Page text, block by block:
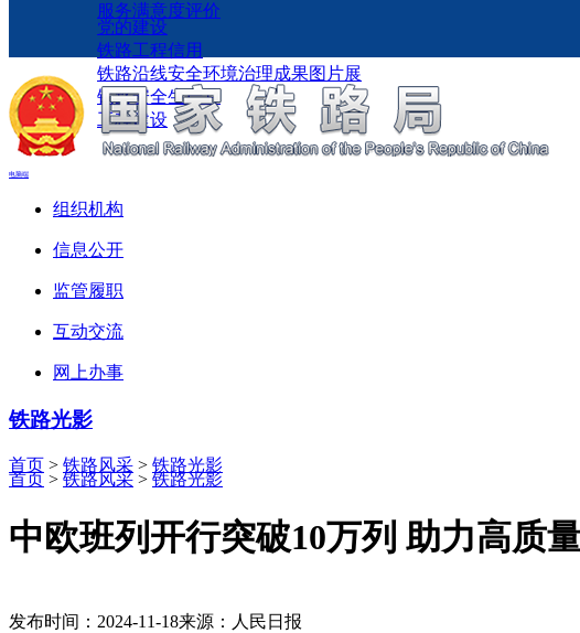
服务满意度评价
党的建设
铁路工程信用
铁路沿线安全环境治理成果图片展
铁路安全生产月
工程建设
电脑端
组织机构
信息公开
监管履职
互动交流
网上办事
铁路光影
首页 > 铁路风采 > 铁路光影
首页 > 铁路风采 > 铁路光影
中欧班列开行突破10万列 助力高质
发布时间：2024-11-18来源：人民日报